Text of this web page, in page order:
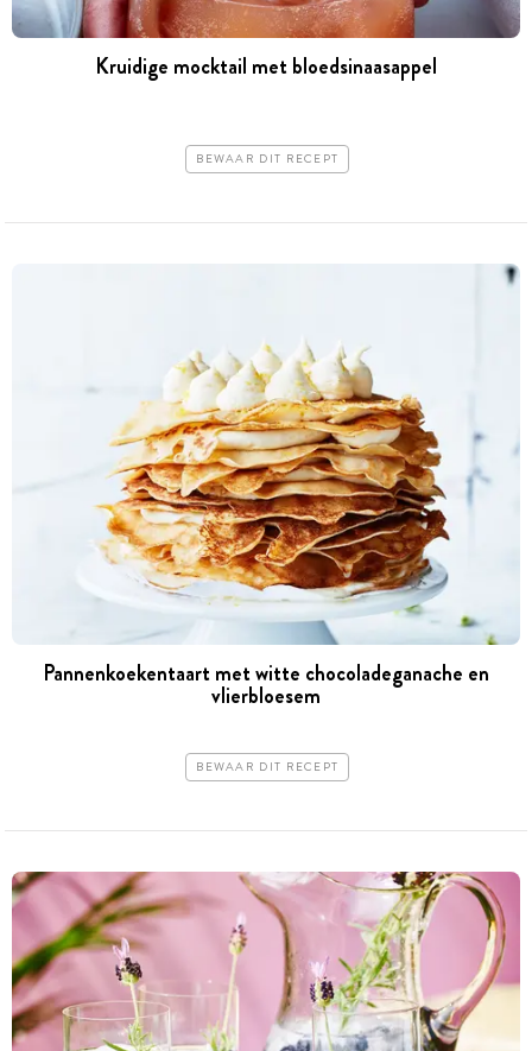
Kruidige mocktail met bloedsinaasappel
BEWAAR DIT RECEPT
Pannenkoekentaart met witte chocoladeganache en
vlierbloesem
BEWAAR DIT RECEPT